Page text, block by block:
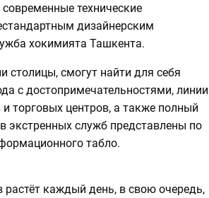
технические
дизайнерским
хокимията Ташкента.
столицы, смогут найти для себя
с достопримечательностями, линии
торговых центров, а также полный
экстренных служб представлены по
табло.
растёт каждый день, в свою очередь,